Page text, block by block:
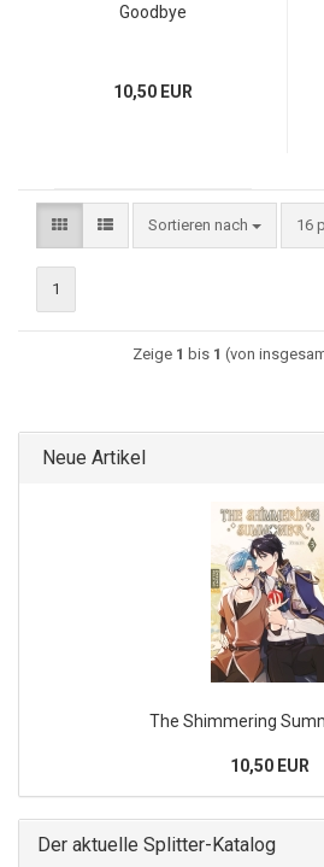
Goodbye
10,50 EUR
Sortieren nach 16
1
Zeige 1 bis 1 (von
Neue Artikel
The Shimmering
10,50 EUR
Der aktuelle Splitter-Katalog